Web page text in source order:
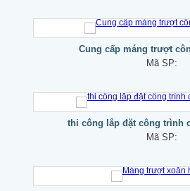
Cung cấp máng trượt
Mã SP:
thi công lắp đặt công trình
Mã SP: